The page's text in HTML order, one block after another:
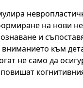
на нови
и
към
не само да